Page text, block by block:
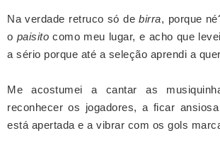
Na verdade retruco só debirra, porque
o paisito como meu lugar, e acho que
a sério porque até a seleção aprendi a
Me acostumei a cantar as
reconhecer os jogadores, a ficar
está apertada e a vibrar com os gols